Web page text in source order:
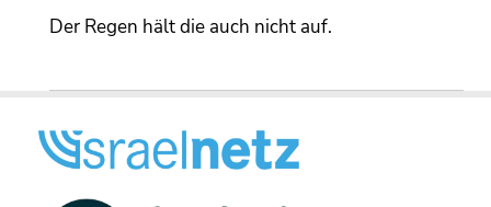
Der Regen hält die auch nicht auf.